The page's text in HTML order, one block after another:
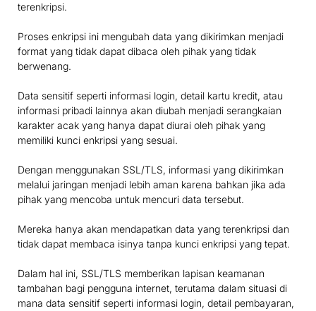
terenkripsi.
Proses enkripsi ini mengubah data yang dikirimkan menjadi
format yang tidak dapat dibaca oleh pihak yang tidak
berwenang.
Data sensitif seperti informasi login, detail kartu kredit, atau
informasi pribadi lainnya akan diubah menjadi serangkaian
karakter acak yang hanya dapat diurai oleh pihak yang
memiliki kunci enkripsi yang sesuai.
Dengan menggunakan SSL/TLS, informasi yang dikirimkan
melalui jaringan menjadi lebih aman karena bahkan jika ada
pihak yang mencoba untuk mencuri data tersebut.
Mereka hanya akan mendapatkan data yang terenkripsi dan
tidak dapat membaca isinya tanpa kunci enkripsi yang tepat.
Dalam hal ini, SSL/TLS memberikan lapisan keamanan
tambahan bagi pengguna internet, terutama dalam situasi di
mana data sensitif seperti informasi login, detail pembayaran,